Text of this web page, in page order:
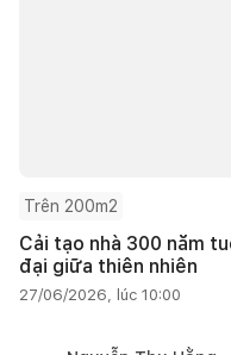
Trên 200m2
Cải tạo nhà 300 năm
đại giữa thiên nhiên
27/06/2026, lúc 10:00